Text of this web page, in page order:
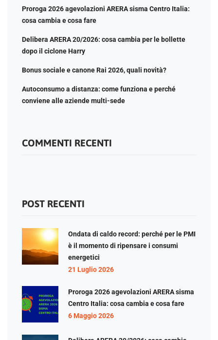
Proroga 2026 agevolazioni ARERA sisma Centro Italia:
cosa cambia e cosa fare
Delibera ARERA 20/2026: cosa cambia per le bollette
dopo il ciclone Harry
Bonus sociale e canone Rai 2026, quali novità?
Autoconsumo a distanza: come funziona e perché
conviene alle aziende multi-sede
COMMENTI RECENTI
POST RECENTI
Ondata di caldo record: perché per le PMI
è il momento di ripensare i consumi
energetici
21 Luglio 2026
Proroga 2026 agevolazioni ARERA sisma
Centro Italia: cosa cambia e cosa fare
6 Maggio 2026